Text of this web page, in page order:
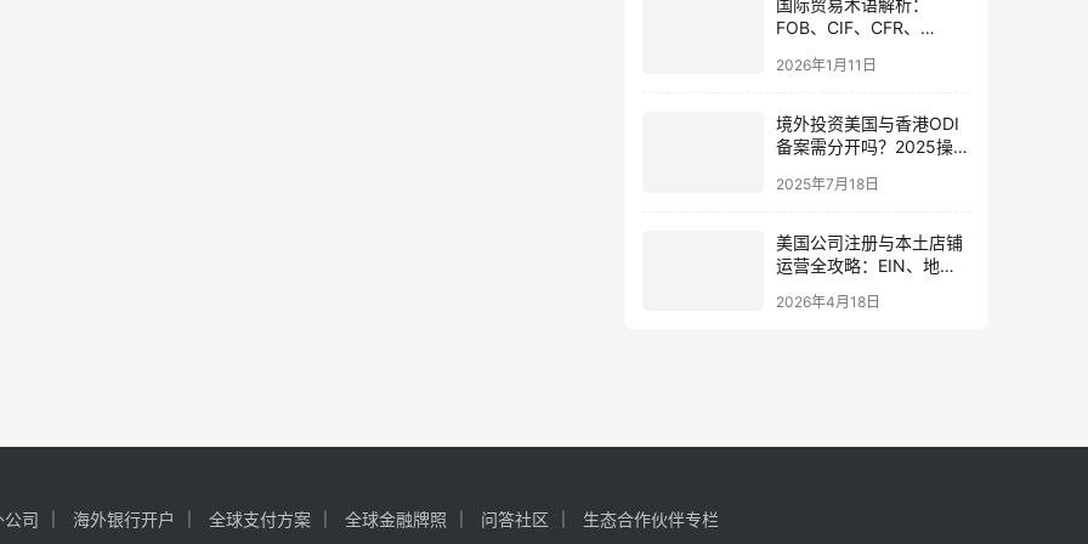
国际贸易术语解析：
FOB、CIF、CFR、
中国投资者的影响
2026年1月11日
境外投资美国与香港ODI
备案需分开吗？2025操作
2025年7月18日
美国公司注册与本土店铺
运营全攻略：EIN、地
指南
2026年4月18日
公司 海外银行开户 全球支付方案 全球金融牌照 问答社区 生态合作伙伴专栏